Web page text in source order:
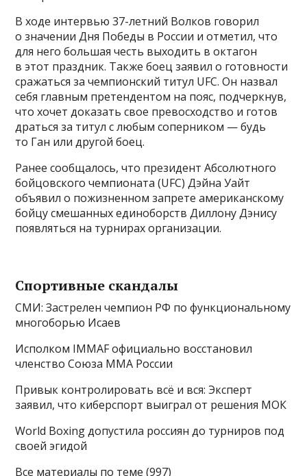
В ходе интервью 37-летний Волков говорил
о значении Дня Победы в России и отметил, что
для него большая честь выходить в октагон
в этот праздник. Также боец заявил о готовности
сражаться за чемпионский титул UFC. Он назвал
себя главным претендентом на пояс, подчеркнув,
что хочет доказать свое превосходство и готов
драться за титул с любым соперником — будь
то Ган или другой боец.
Ранее сообщалось, что президент Абсолютного
бойцовского чемпионата (UFC) Дэйна Уайт
объявил о пожизненном запрете американскому
бойцу смешанных единоборств Диллону Дэнису
появляться на турнирах организации.
Спортивные скандалы
СМИ: Застрелен чемпион РФ по функциональному
многоборью Исаев
Исполком IMMAF официально восстановил
членство Союза ММА России
Привык контролировать всё и вся: Эксперт
заявил, что киберспорт выиграл от решения МОК
World Boxing допустила россиян до турниров под
своей эгидой
Все материалы по теме (997)